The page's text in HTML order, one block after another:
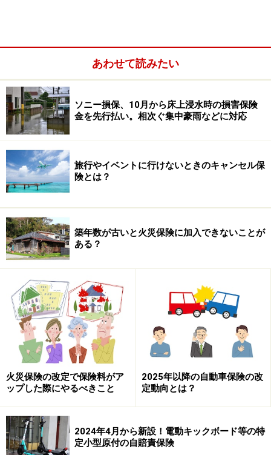
1位 たばこ
2位 たき火
3位 放火
4位 こんろ
5位 火入れ
放火は防ぎようがないと思われる人もいるでしょうが、
それでも自分でできることはたくさんあります。総務省
消防庁の放火火災防止対策に関するチェックシートなど
タバコについては、うちの家族は吸わないからという人
もいるでしょうが、自分が火を出さなくても隣の家（あ
あわせて読みたい
ソニー損保、10月から床上浸水時の損害保険
金を先行払い。相次ぐ集中豪雨などに対応
旅行やイベントに行けないときのキャンセル保
険とは？
築年数が古いと火災保険に加入できないことが
ある？
火災保険の改定で保険料がア
ップした際にやるべきこと
2025年以降の自動車保険の改
定動向とは？
2024年4月から新設！電動キックボード等の特
定小型原付の自賠責保険